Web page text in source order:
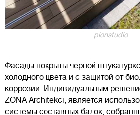
pionstudio
Фасады покрыты черной
холодного цвета и с защитой от
коррозии. Индивидуальным
ZONA Architekci, является
системы составных балок,